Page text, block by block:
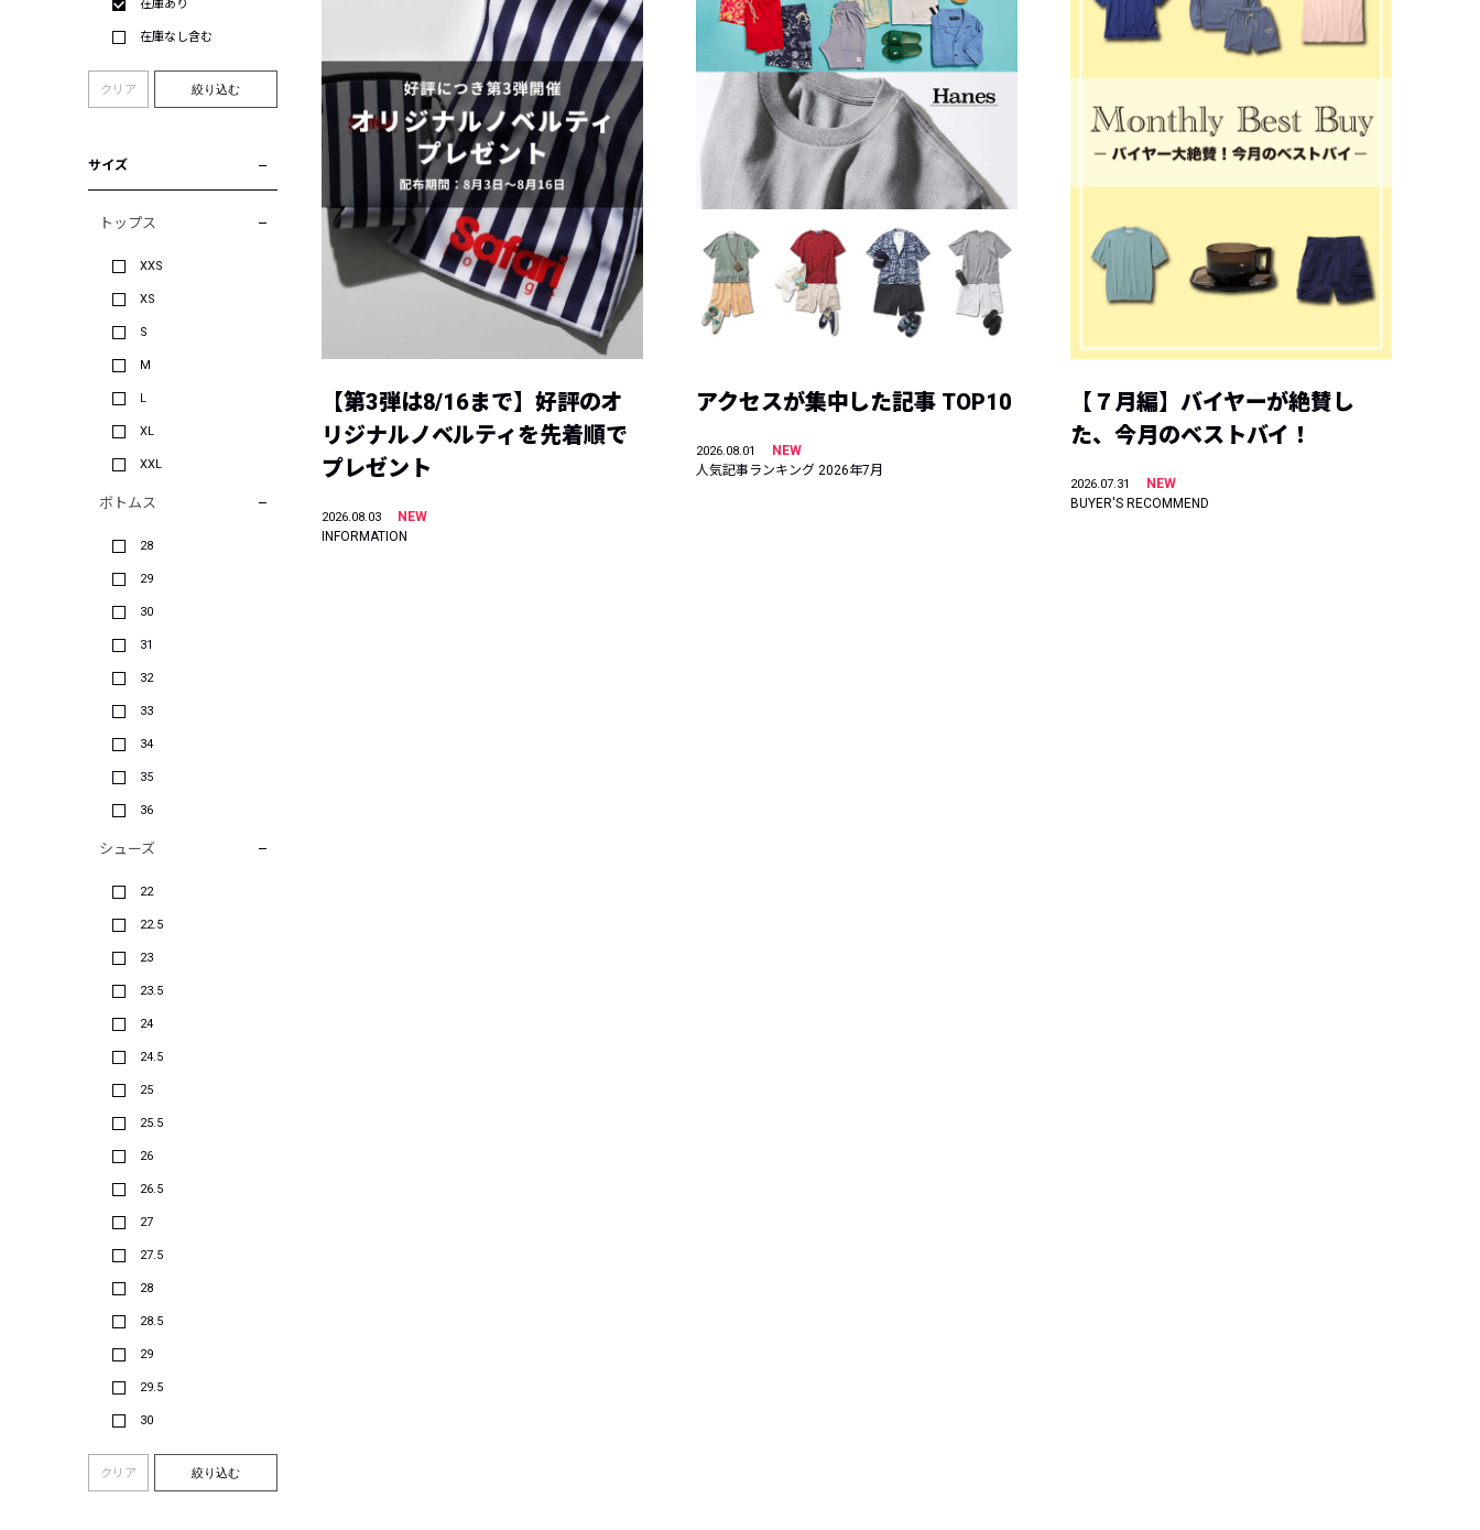
在庫あり
在庫なし含む
クリア 絞り込む
サイズ
トップス
XXS
XS
S
M
L
XL
XXL
ボトムス
28
29
30
31
32
33
34
35
36
シューズ
22
22.5
23
23.5
24
24.5
25
25.5
26
26.5
27
27.5
28
28.5
29
29.5
30
クリア 絞り込む
【第3弾は8/16まで】好評のオ
リジナルノベルティを先着順で
プレゼント
2026.08.03
NEW
INFORMATION
アクセスが集中した記事 TOP10
2026.08.01
NEW
人気記事ランキング 2026年7月
【７月編】バイヤーが絶賛し
た、今月のベストバイ！
2026.07.31
NEW
BUYER'S RECOMMEND